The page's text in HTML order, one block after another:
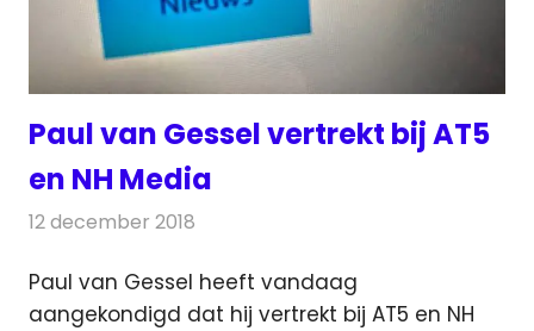
Paul van Gessel vertrekt bij AT5
en NH Media
12 december 2018
Paul van Gessel heeft vandaag
aangekondigd dat hij vertrekt bij AT5 en NH